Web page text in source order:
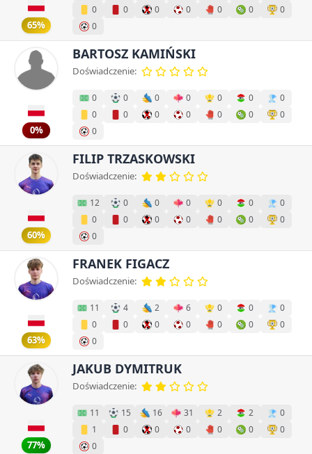
65%
0
0 0 0 0 0
0
0
0%
BARTOSZ KAMIŃSKI
Doświadczenie:
0 0 0 0 0 0
0
0
0 0 0 0 0
0
0
60%
FILIP TRZASKOWSKI
Doświadczenie:
12 0 0 0 0 0
0
0
0 0 0 0 0
0
0
63%
FRANEK FIGACZ
Doświadczenie:
11 4 2 6 0 0
0
0
0 0 0 0 0
0
0
77%
JAKUB DYMITRUK
Doświadczenie:
11 15 16 31 2 2
0
1
0 0 0 0 0
0
0